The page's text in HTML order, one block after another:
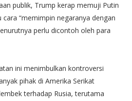
publik, Trump kerap memuji Putin
“memimpin negaranya dengan
perlu dicontoh oleh para
ini menimbulkan kontroversi
pihak di Amerika Serikat
terhadap Rusia, terutama